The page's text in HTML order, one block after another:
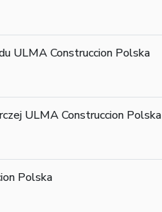
ULMA Construccion Polska
ULMA Construccion Polska
Polska